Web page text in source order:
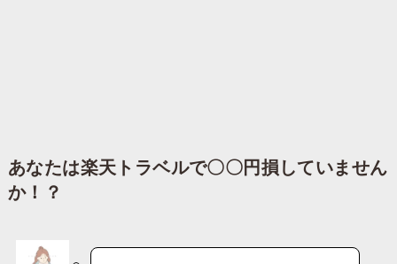
あなたは楽天トラベルで〇〇円損していません
か！？​